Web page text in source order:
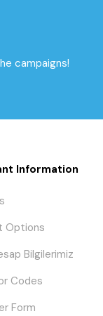
campaigns!
Information
Options
Bilgilerimiz
Codes
Form